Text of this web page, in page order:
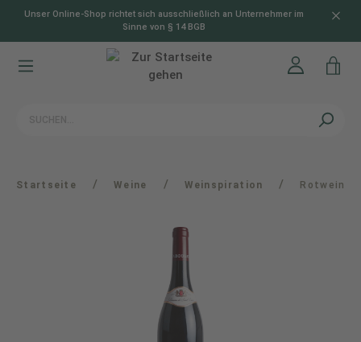
springen
Unser Online-Shop richtet sich ausschließlich an Unternehmer im
Sinne von § 14 BGB
Startseite / Weine / Weinspiration / Rotwein